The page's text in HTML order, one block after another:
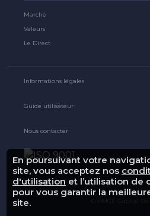
En poursuivant votre
site, vous acceptez nos
d'utilisation et l’utilisation de
pour vous garantir la
site.
Marché
Valeurs
Le Direct
Informations légales
Guide utilisateur
Nous contacter